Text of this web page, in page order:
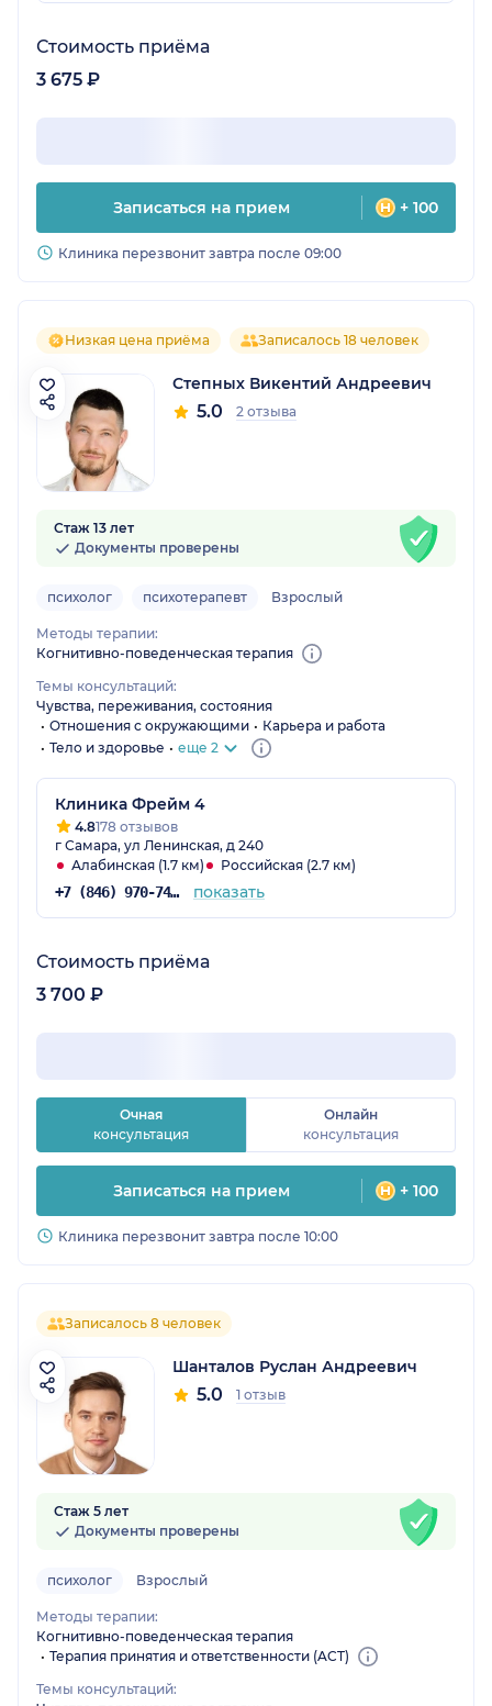
Стоимость приёма
3 675 ₽
Записаться на прием + 100
Клиника перезвонит завтра после 09:00
Низкая цена приёма Записалось 18 человек
Степных Викентий Андреевич
5.0 2 отзыва
Стаж 13 лет
Документы проверены
психолог психотерапевт Взрослый
Методы терапии:
Когнитивно-поведенческая терапия
Темы консультаций:
Чувства, переживания, состояния
Отношения с окружающими
Карьера и работа
Тело и здоровье
еще 2
Клиника Фрейм 4
4.8178 отзывов
г Самара, ул Ленинская, д 240
Алабинская (1.7 км)
Российская (2.7 км)
+7 (846) 970-74-02 показать
Стоимость приёма
3 700 ₽
Очная
консультация
Онлайн
консультация
Записаться на прием + 100
Клиника перезвонит завтра после 10:00
Записалось 8 человек
Шанталов Руслан Андреевич
5.0 1 отзыв
Стаж 5 лет
Документы проверены
психолог Взрослый
Методы терапии:
Когнитивно-поведенческая терапия
Терапия принятия и ответственности (ACT)
Темы консультаций: